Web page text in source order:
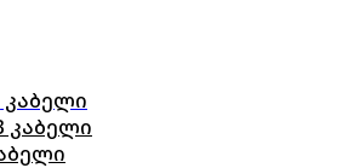
კაბელი
კაბელი